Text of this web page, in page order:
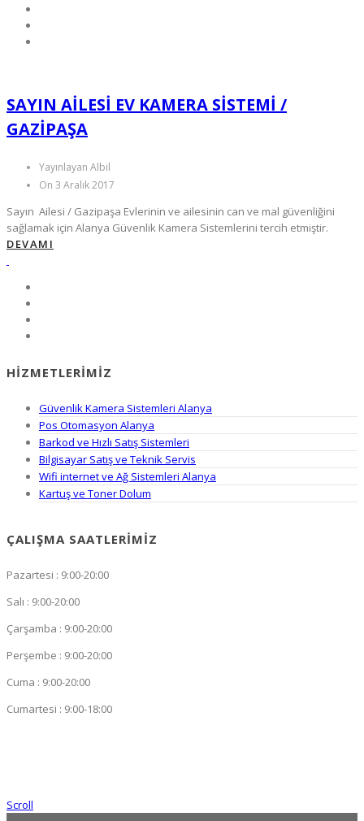
SAYIN AILESI EV KAMERA SISTEMI /
GAZIPAŞA
Yayınlayan Albil
On 3 Aralık 2017
Sayın Ailesi / Gazipaşa Evlerinin ve ailesinin can ve mal güvenliğini
sağlamak için Alanya Güvenlik Kamera Sistemlerini tercih etmiştir.
DEVAMI
HIZMETLERIMIZ
Güvenlik Kamera Sistemleri Alanya
Pos Otomasyon Alanya
Barkod ve Hızlı Satış Sistemleri
Bilgisayar Satış ve Teknik Servis
Wifi internet ve Ağ Sistemleri Alanya
Kartuş ve Toner Dolum
ÇALIŞMA SAATLERIMIZ
Pazartesi : 9:00-20:00
Salı : 9:00-20:00
Çarşamba : 9:00-20:00
Perşembe : 9:00-20:00
Cuma : 9:00-20:00
Cumartesi : 9:00-18:00
Scroll